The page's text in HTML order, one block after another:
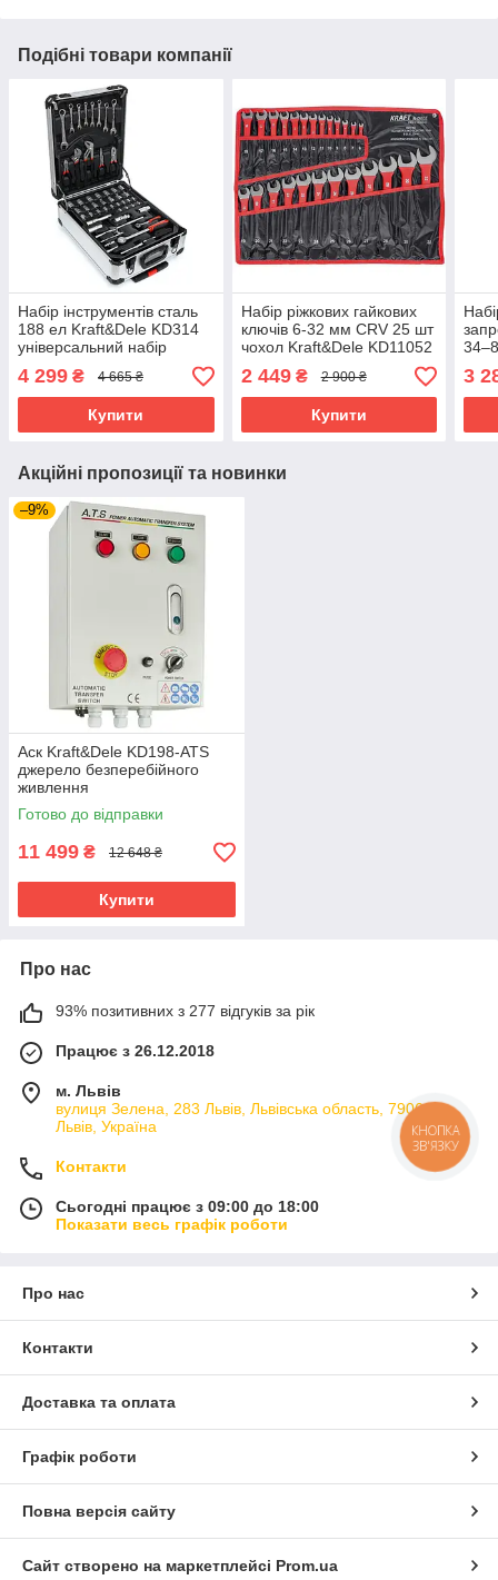
Подібні товари компанії
Набір інструментів сталь
188 ел Kraft&Dele KD314
універсальний набір
4 299 ₴ 4 665 ₴
Купити
Набір ріжкових гайкових
ключів 6-32 мм CRV 25 шт
чохол Kraft&Dele KD11052
гайкові ключі для сто
ріжкові ключі для гаража
2 449₴ 2 900 ₴
Купити
3
Акційні пропозиції та новинки
–9%
Аск Kraft&Dele KD198-ATS
джерело безперебійного
живлення
Готово до відправки
11 499 ₴ 12 648 ₴
Купити
Про нас
93% позитивних з 277 відгуків за рік
Працює з 26.12.2018
м. Львів
вулиця Зелена, 283 Львів, Львівська область, 79066,
Львів, Україна
Контакти
Сьогодні працює з 09:00 до 18:00
Показати весь графік роботи
Про нас
Контакти
Доставка та оплата
Графік роботи
Повна версія сайту
Сайт створено на маркетплейсі Prom.ua
КНОПКА
ЗВ'ЯЗКУ